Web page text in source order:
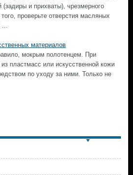
(задиры и прихваты), чрезмерного
проверьте отверстия масляных
...
материалов
мокрым полотенцем. При
пластмасс или искусственной кожи
по уходу за ними. Только не